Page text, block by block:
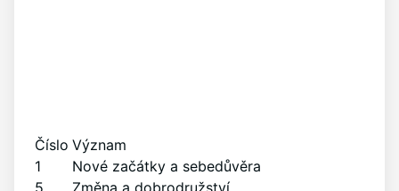
Číslo Význam
1
Nové začátky a sebedůvěra